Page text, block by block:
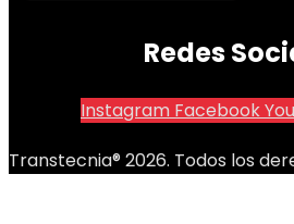
Redes
Instagram Facebook
Transtecnia® 2026. Todos los